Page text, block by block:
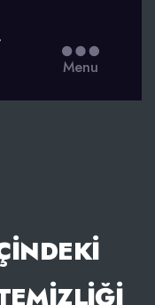
Menu